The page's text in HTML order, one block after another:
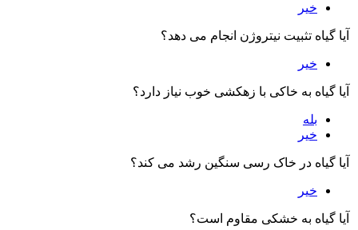
خیر
آیا گیاه تثبیت نیتروژن انجام می دهد؟
خیر
آیا گیاه به خاکی با زهکشی خوب نیاز دارد؟
بله
خیر
آیا گیاه در خاک رسی سنگین رشد می کند؟
خیر
آیا گیاه به خشکی مقاوم است؟